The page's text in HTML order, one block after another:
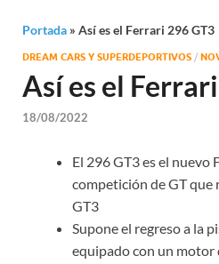
Portada » Así es el Ferrari 296 GT3
DREAM CARS Y SUPERDEPORTIVOS /
Así es el
18/08/2022
El 296 GT3 es el nuevo
competición de GT que
GT3
Supone el regreso a la
equipado con un